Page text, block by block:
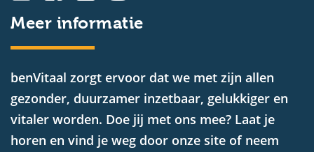
Meer informatie
benVitaal zorgt ervoor dat we met zijn allen
gezonder, duurzamer inzetbaar, gelukkiger en
vitaler worden. Doe jij met ons mee? Laat je
horen en vind je weg door onze site of neem